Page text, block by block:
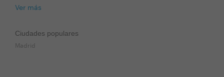
Ver más
Ciudades populares
Madrid